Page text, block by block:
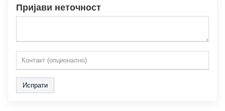
Пријави неточност
Испрати